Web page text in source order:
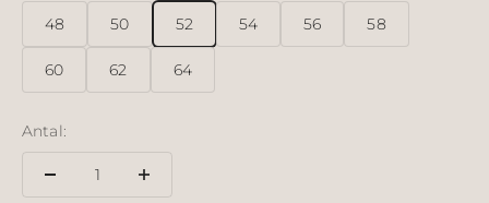
48 50 52 54 56 58
60 62 64
Antal: